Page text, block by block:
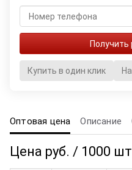
Купить в один клик
Оптовая цена Описание
Цена руб. / 1000